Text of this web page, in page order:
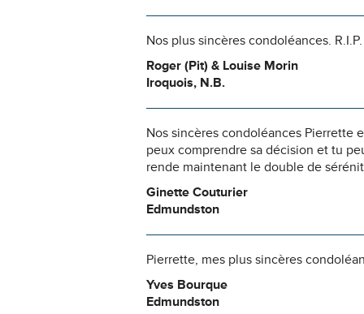
Nos plus sincères condoléances.
Roger (Pit) & Louise Morin
Iroquois, N.B.
Nos sincères condoléances Pierrette
peux comprendre sa décision et tu
rende maintenant le double de
Ginette Couturier
Edmundston
Pierrette, mes plus sincères
Yves Bourque
Edmundston